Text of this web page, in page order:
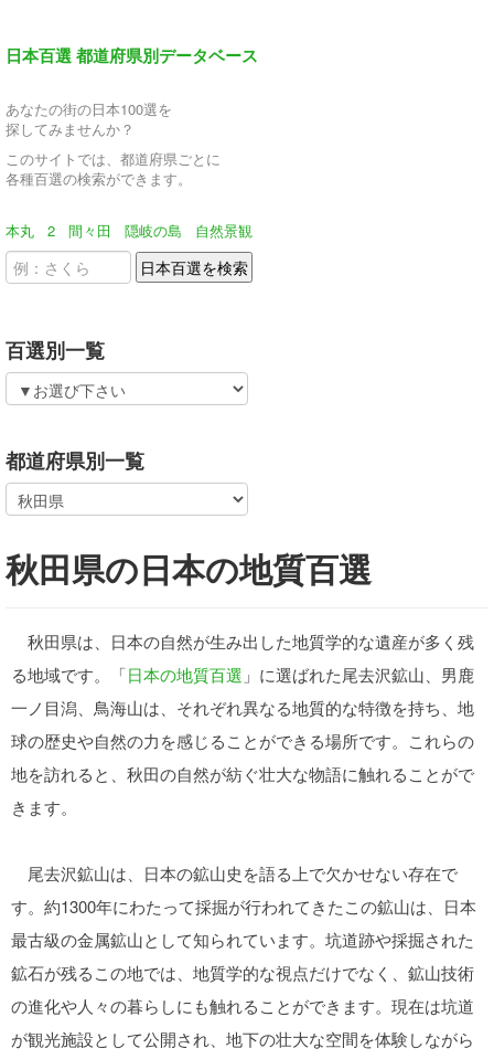
日本百選 都道府県別データベース
あなたの街の日本100選を
探してみませんか？
このサイトでは、都道府県ごとに
各種百選の検索ができます。
本丸 2 間々田 隠岐の島 自然景観
百選別一覧
都道府県別一覧
秋田県の日本の地質百選
秋田県は、日本の自然が生み出した地質学的な遺産が多く残
る地域です。「日本の地質百選 」に選ばれた尾去沢鉱山、男鹿
一ノ目潟、鳥海山は、それぞれ異なる地質的な特徴を持ち、地
球の歴史や自然の力を感じることができる場所です。これらの
地を訪れると、秋田の自然が紡ぐ壮大な物語に触れることがで
きます。
尾去沢鉱山は、日本の鉱山史を語る上で欠かせない存在で
す。約1300年にわたって採掘が行われてきたこの鉱山は、日本
最古級の金属鉱山として知られています。坑道跡や採掘された
鉱石が残るこの地では、地質学的な視点だけでなく、鉱山技術
の進化や人々の暮らしにも触れることができます。現在は坑道
が観光施設として公開され、地下の壮大な空間を体験しながら